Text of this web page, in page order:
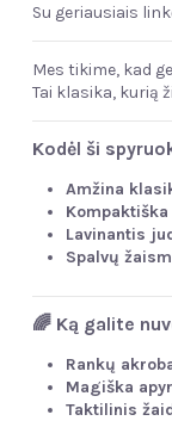
Su geriausiais
Mes tikime, kad
Tai klasika, kurią
Kodėl ši
Amžina
Lavinantis
Spalvų
🌈 Ką galite
Rankų
Magiška
Taktilinis